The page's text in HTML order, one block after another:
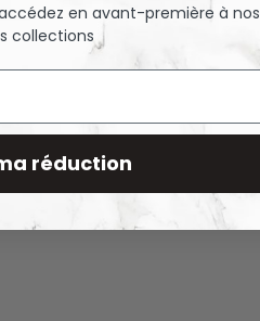
en avant-première à nos
collections
réduction